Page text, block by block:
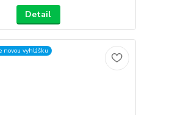
Detail
novou vyhlášku